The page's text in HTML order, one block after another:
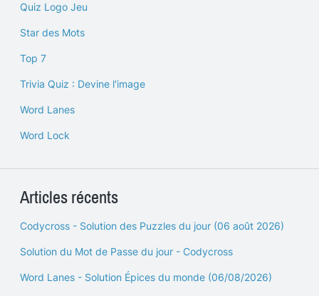
Quiz Logo Jeu
Star des Mots
Top 7
Trivia Quiz : Devine l'image
Word Lanes
Word Lock
Articles récents
Codycross - Solution des Puzzles du jour (06 août 2026)
Solution du Mot de Passe du jour - Codycross
Word Lanes - Solution Épices du monde (06/08/2026)